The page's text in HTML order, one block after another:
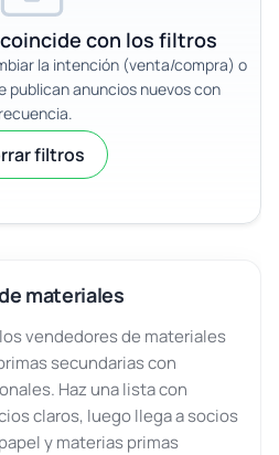
con los filtros
la intención (venta/compra) o
publican anuncios nuevos con
filtros
materiales
vendedores de materiales
secundarias con
Haz una lista con
claros, luego llega a socios
y materias primas